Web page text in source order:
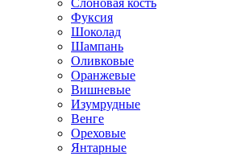
Слоновая кость
Фуксия
Шоколад
Шампань
Оливковые
Оранжевые
Вишневые
Изумрудные
Венге
Ореховые
Янтарные